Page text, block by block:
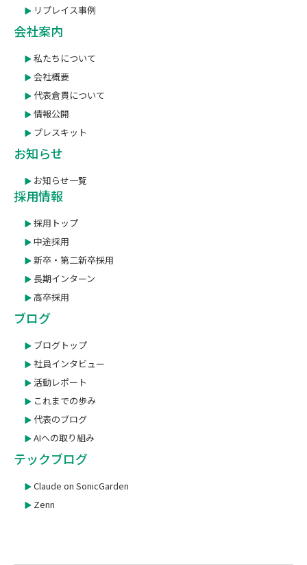
リプレイス事例
会社案内
私たちについて
会社概要
代表倉貫について
情報公開
プレスキット
お知らせ
お知らせ一覧
採用情報
採用トップ
中途採用
新卒・第二新卒採用
長期インターン
高卒採用
ブログ
ブログトップ
社員インタビュー
活動レポート
これまでの歩み
代表のブログ
AIへの取り組み
テックブログ
Claude on SonicGarden
Zenn